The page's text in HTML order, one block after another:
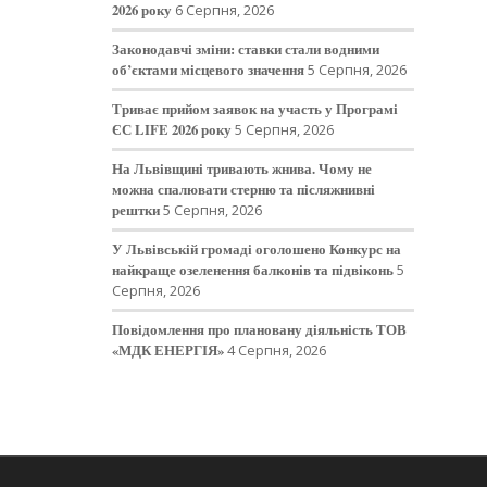
2026 року 6 Серпня, 2026
Законодавчі зміни: ставки стали водними
об’єктами місцевого значення5 Серпня, 2026
Триває прийом заявок на участь у Програмі
ЄС LIFE 2026 року5 Серпня, 2026
На Львівщині тривають жнива. Чому не
можна спалювати стерню та післяжнивні
рештки5 Серпня, 2026
У Львівській громаді оголошено Конкурс на
найкраще озеленення балконів та підвіконь5
Серпня, 2026
Повідомлення про плановану діяльність ТОВ
«МДК ЕНЕРГІЯ»4 Серпня, 2026